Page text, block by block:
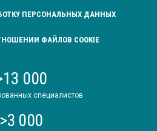
ПЕРСОНАЛЬНЫХ ДАННЫХ
ФАЙЛОВ COOKIE
000
специалистов
>3 000